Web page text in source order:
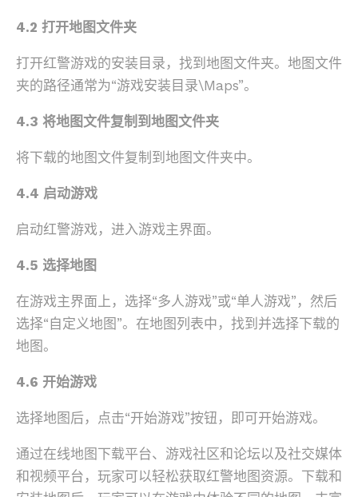
4.2 打开地图文件夹
打开红警游戏的安装目录，找到地图文件夹。地图文件
夹的路径通常为“游戏安装目录\Maps”。
4.3 将地图文件复制到地图文件夹
将下载的地图文件复制到地图文件夹中。
4.4 启动游戏
启动红警游戏，进入游戏主界面。
4.5 选择地图
在游戏主界面上，选择“多人游戏”或“单人游戏”，然后
选择“自定义地图”。在地图列表中，找到并选择下载的
地图。
4.6 开始游戏
选择地图后，点击“开始游戏”按钮，即可开始游戏。
通过在线地图下载平台、游戏社区和论坛以及社交媒体
和视频平台，玩家可以轻松获取红警地图资源。下载和